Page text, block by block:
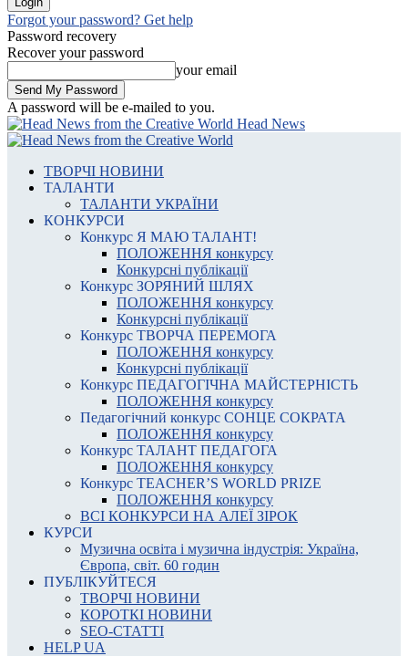
Forgot your password? Get help
Password recovery
Recover your password
your email
A password will be e-mailed to you.
Head News
ТВОРЧІ НОВИНИ
ТАЛАНТИ
ТАЛАНТИ УКРАЇНИ
КОНКУРСИ
Конкурс Я МАЮ ТАЛАНТ!
ПОЛОЖЕННЯ конкурсу
Конкурсні публікації
Конкурс ЗОРЯНИЙ ШЛЯХ
ПОЛОЖЕННЯ конкурсу
Конкурсні публікації
Конкурс ТВОРЧА ПЕРЕМОГА
ПОЛОЖЕННЯ конкурсу
Конкурсні публікації
Конкурс ПЕДАГОГІЧНА МАЙСТЕРНІСТЬ
ПОЛОЖЕННЯ конкурсу
Педагогічний конкурс СОНЦЕ СОКРАТА
ПОЛОЖЕННЯ конкурсу
Конкурс ТАЛАНТ ПЕДАГОГА
ПОЛОЖЕННЯ конкурсу
Конкурс TEACHER’S WORLD PRIZE
ПОЛОЖЕННЯ конкурсу
ВСІ КОНКУРСИ НА АЛЕЇ ЗІРОК
КУРСИ
Музична освіта і музична індустрія: Україна,
Європа, світ. 60 годин
ПУБЛІКУЙТЕСЯ
ТВОРЧІ НОВИНИ
КОРОТКІ НОВИНИ
SEO-СТАТТІ
HELP UA